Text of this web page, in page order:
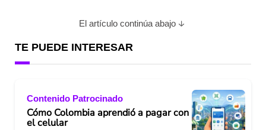
El artículo continúa abajo
TE PUEDE INTERESAR
Contenido Patrocinado
Cómo Colombia aprendió a pagar con
el celular